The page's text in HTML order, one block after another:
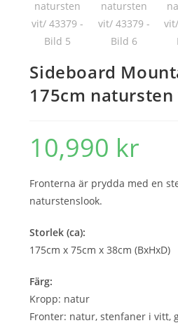
Sideboard
175cm
10,990 kr
Fronterna är prydda med en
naturstenslook.
Storlek (ca):
175cm x 75cm x 38cm (BxHxD)
Färg:
Kropp: natur
Fronter: natur, stenfaner i vitt,